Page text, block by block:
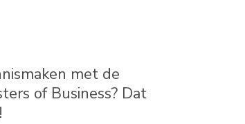
met de
of Business? Dat